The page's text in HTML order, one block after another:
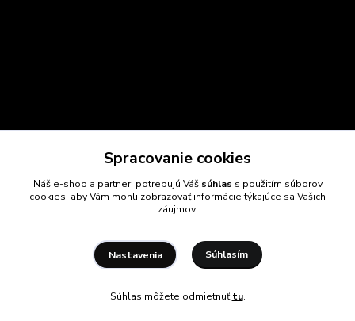
Vytvorené na Eshop-rychlo.sk
Spracovanie cookies
Náš e-shop a partneri potrebujú Váš súhlas s použitím súborov
cookies, aby Vám mohli zobrazovať informácie týkajúce sa Vašich
záujmov.
Nastavenia Súhlasím
Súhlas môžete odmietnuťtu.